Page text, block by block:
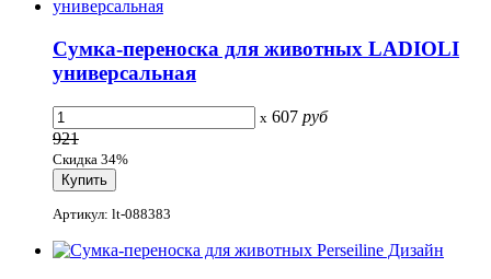
Сумка-переноска для животных LADIOLI
универсальная
x 607 руб
921
Скидка 34%
Артикул: lt-088383